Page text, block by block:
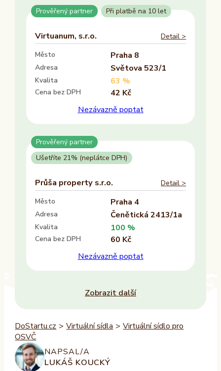
Ano
Ne
Recepce
Ano
Vlastník nemovitosti
Ano
Ne
Provozovatel
ALTAXO SE
COMEFLEX CONSULTING s.r.o.
Firmus a.s.
Prověřený partner Při platbě na 10 let
Virtuanum, s.r.o.
Detail >
Město
Praha 8
Adresa Světova 523/1
Kvalita 63 %
Cena bez DPH
42 Kč
Nezávazně poptat
Prověřený partner
Ušetříte 21% (neplátce DPH)
Průša property s.r.o.
Detail >
Město
Praha 4
Adresa Čenětická 2413/1a
Kvalita 100 %
Cena bez DPH
60 Kč
Nezávazně poptat
Zobrazit další
DoStartu.cz > Virtuální sídla > Virtuální sídlo pro
OSVČ
NAPSAL/A
LUKÁŠ KOUCKÝ